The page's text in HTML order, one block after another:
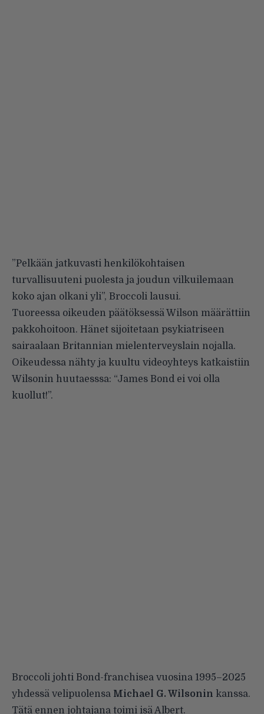
”Pelkään jatkuvasti henkilökohtaisen
turvallisuuteni puolesta ja joudun vilkuilemaan
koko ajan olkani yli”, Broccoli lausui.
Tuoreessa oikeuden päätöksessä Wilson määrättiin
pakkohoitoon. Hänet sijoitetaan psykiatriseen
sairaalaan Britannian mielenterveyslain nojalla.
Oikeudessa nähty ja kuultu videoyhteys katkaistiin
Wilsonin huutaesssa: “James Bond ei voi olla
kuollut!”.
Broccoli johti Bond-franchisea vuosina 1995–2025
yhdessä velipuolensa Michael G. Wilsonin kanssa.
Tätä ennen johtajana toimi isä Albert.